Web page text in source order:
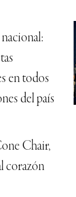
en todos
del país
Chair,
corazón